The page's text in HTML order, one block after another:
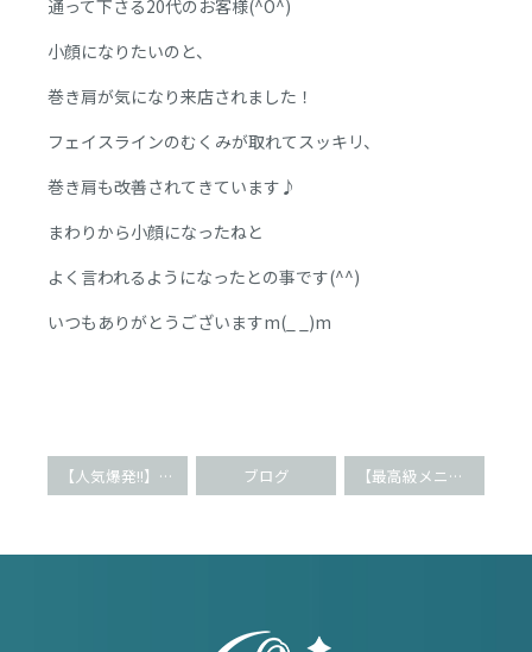
通って下さる20代のお客様(^O^)
小顔になりたいのと、
巻き肩が気になり来店されました！
フェイスラインのむくみが取れてスッキリ、
巻き肩も改善されてきています♪
まわりから小顔になったねと
よく言われるようになったとの事です(^^)
いつもありがとうございますm(_ _)m
【人気爆発!!】パッチリ二重叶える小顔矯正(^O^) ブログ 【最高級メニュー!!】全てを治す全身ハイクラスケア